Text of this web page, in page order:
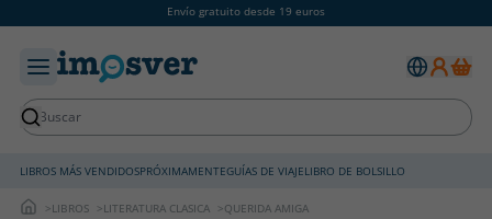
Envío gratuito desde 19 euros
LIBROS MÁS VENDIDOSPRÓXIMAMENTEGUÍAS DE VIAJELIBRO DE BOLSILLO
LIBROS LITERATURA CLASICA QUERIDA AMIGA